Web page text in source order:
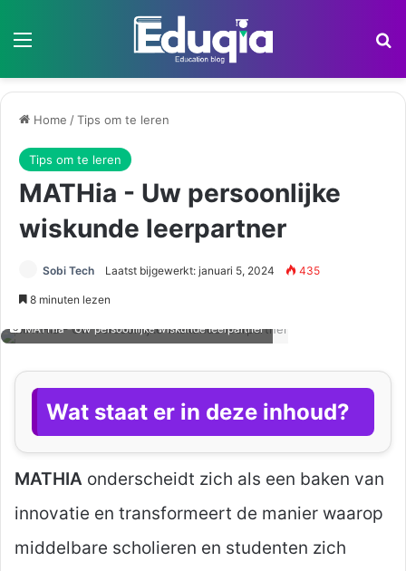
Menu
Home /Tips om te leren
Tips om te leren
MATHia - Uw persoonlijke
wiskunde leerpartner
Sobi Tech Laatst bijgewerkt: januari 5, 2024 435
8 minuten lezen
MATHia - Uw persoonlijke wiskunde leerpartner
Wat staat er in deze inhoud?
MATHIA onderscheidt zich als een baken van
innovatie en transformeert de manier waarop
middelbare scholieren en studenten zich